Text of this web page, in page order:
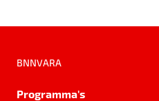
BNNVARA
Programma's